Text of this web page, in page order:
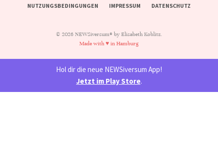
NUTZUNGSBEDINGUNGEN IMPRESSUM DATENSCHUTZ
© 2026 NEWSiversum® by Elisabeth Koblitz.
Made with ♥ in Hamburg
Hol dir die neue NEWSiversum App!
Jetzt im Play Store.